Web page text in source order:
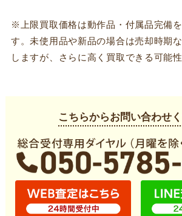
※上限買取価格は動作品・付属品完備
す。未使用品や新品の場合は売却時期
しますが、さらに高く買取できる可能
こちらからお問い合わせ